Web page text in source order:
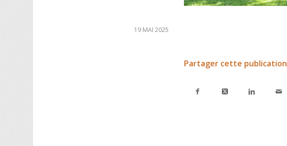
19 MAI 2025
Partager cette publication